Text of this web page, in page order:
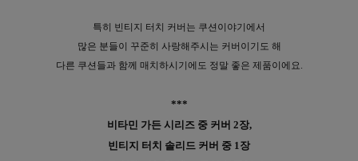
특히 빈티지 터치 커버는 쿠션이야기에서
많은 분들이 꾸준히 사랑해주시는 커버이기도 해
다른 쿠션들과 함께 매치하시기에도 정말 좋은 제품이에요.
***
비타민 가든 시리즈 중 커버 2장,
빈티지 터치 솔리드 커버 중 1장